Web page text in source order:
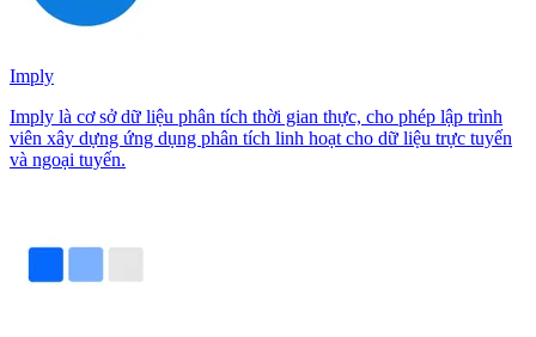
Imply
Imply là cơ sở dữ liệu phân tích thời gian thực, cho phép lập trình
viên xây dựng ứng dụng phân tích linh hoạt cho dữ liệu trực tuyến
và ngoại tuyến.